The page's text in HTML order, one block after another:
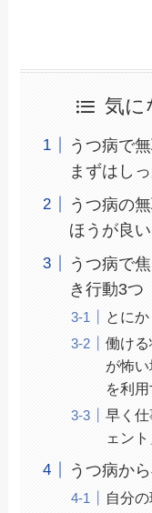
気に
うつ病で
まずはし
うつ病の
ほうが良い
うつ病で
き行動3つ
とに
働け
が怖
を利用
早く
ェン
うつ病か
自分